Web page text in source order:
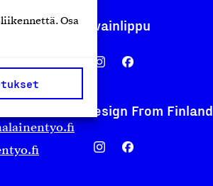
Osa
Avainlippu
Design From Finland